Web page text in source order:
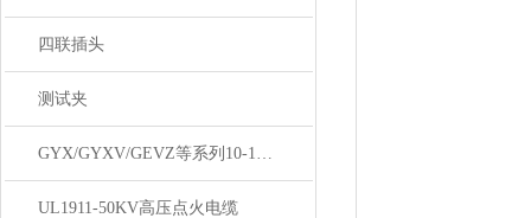
四联插头
测试夹
GYX/GYXV/GEVZ等系列10-150KV高压线
UL1911-50KV高压点火电缆